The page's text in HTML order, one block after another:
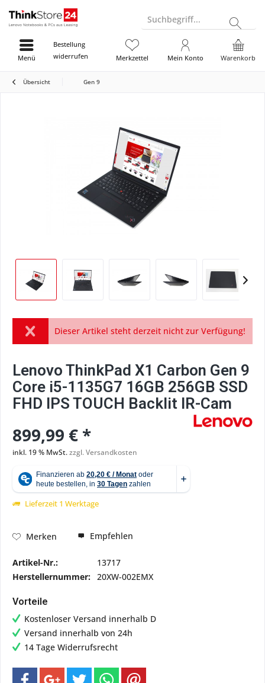
Suchbegriff...
Bestellung
widerrufen
Warenkorb
Merkzettel Mein Konto
Menü
Übersicht Gen 9
Dieser Artikel steht derzeit nicht zur Verfügung!
Lenovo ThinkPad X1 Carbon Gen 9
Core i5-1135G7 16GB 256GB SSD
FHD IPS TOUCH Backlit IR-Cam
899,99 € *
inkl. 19 % MwSt.zzgl. Versandkosten
Lieferzeit 1 Werktage
Merken Empfehlen
Artikel-Nr.:
13717
Herstellernummer: 20XW-002EMX
Vorteile
Kostenloser Versand innerhalb D
Versand innerhalb von 24h
14 Tage Widerrufsrecht